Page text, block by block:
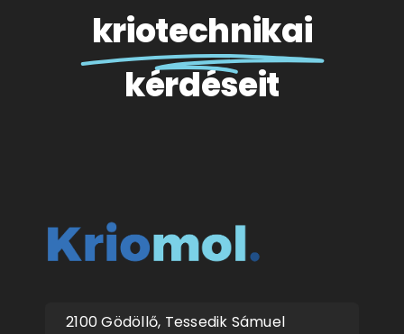
kriotechnikai
kérdéseit
2100 Gödöllő, Tessedik Sámuel